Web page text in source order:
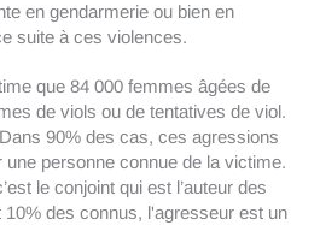
en gendarmerie ou bien en
suite à ces violences.
que 84 000 femmes âgées de
de viols ou de tentatives de viol.
90% des cas, ces agressions
une personne connue de la victime.
le conjoint qui est l’auteur des
des connus, l'agresseur est un